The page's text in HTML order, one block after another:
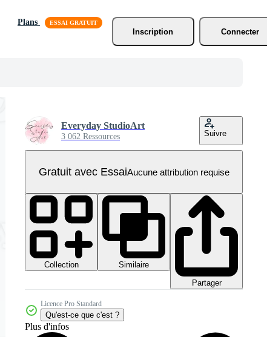
Plans
Inscription
Connecter
Everyday StudioArt
3 062 Ressources Suivre
Gratuit avec EssaiAucune attribution requise
Collection
Similaire
Partager
Licence Pro Standard
Qu'est-ce que c'est ?
Plus d'infos